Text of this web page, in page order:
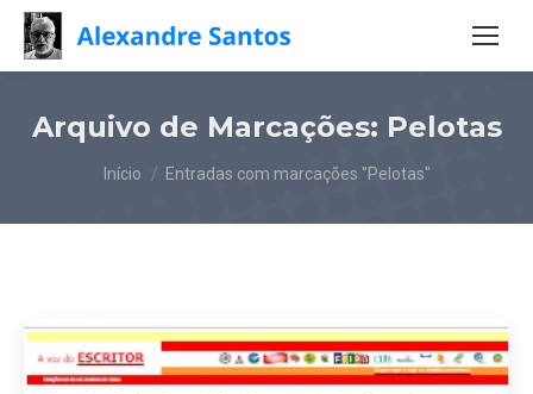
Arquivo de Marcações: Pelotas
Você está aqui:
Início Entradas com marcações "Pelotas"